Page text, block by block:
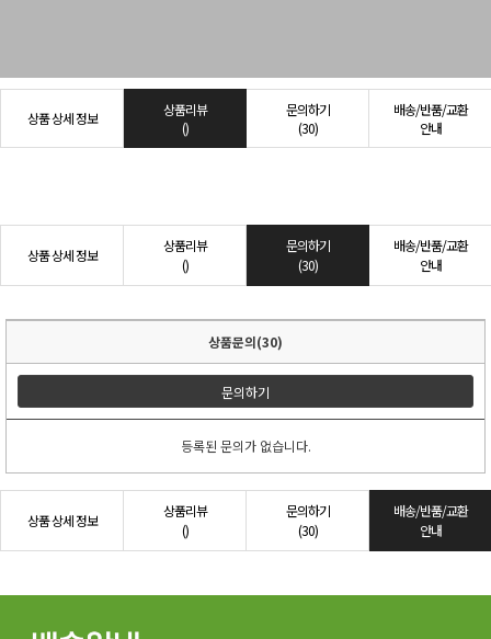
상품 상세 정보
상품리뷰
()
문의하기
(30)
배송/반품/교환
안내
상품 상세 정보
상품리뷰
()
문의하기
(30)
배송/반품/교환
안내
상품문의(30)
문의하기
등록된 문의가 없습니다.
상품 상세 정보
상품리뷰
()
문의하기
(30)
배송/반품/교환
안내